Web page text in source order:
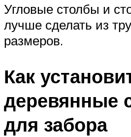
Угловые столбы и
лучше сделать из
размеров.
Как
деревянные
для забора